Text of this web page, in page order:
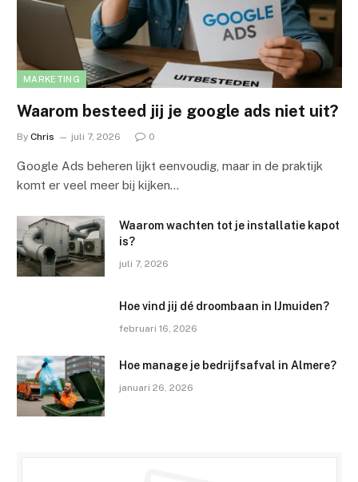
MARKETING
Waarom besteed jij je google ads niet uit?
By Chris juli 7, 2026 0
Google Ads beheren lijkt eenvoudig, maar in de praktijk
komt er veel meer bij kijken…
Waarom wachten tot je installatie kapot
is?
juli 7, 2026
Hoe vind jij dé droombaan in IJmuiden?
februari 16, 2026
Hoe manage je bedrijfsafval in Almere?
januari 26, 2026